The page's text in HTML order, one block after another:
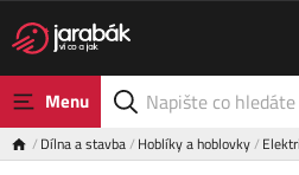
Menu
Dílna a stavba Hoblíky a hoblovky